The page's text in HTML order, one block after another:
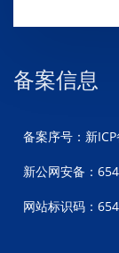
备案信息
备案序号：新
新公网安备：
网站标识码：